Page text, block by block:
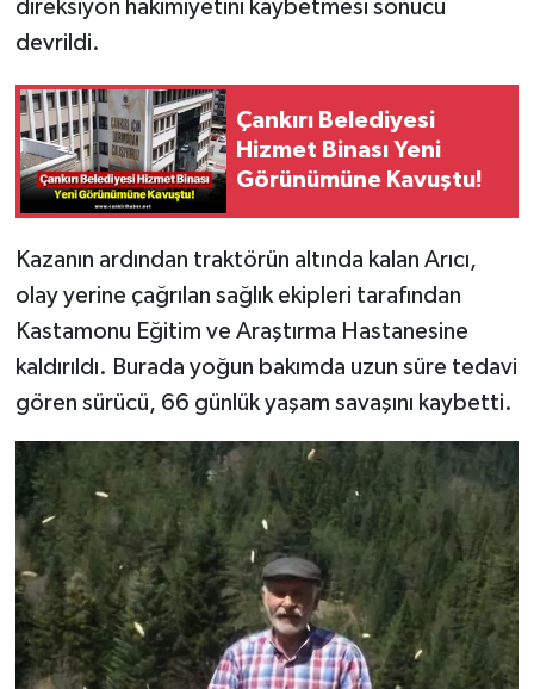
direksiyon hakimiyetini kaybetmesi sonucu
devrildi.
Çankırı Belediyesi
Hizmet Binası Yeni
Görünümüne Kavuştu!
Kazanın ardından traktörün altında kalan Arıcı,
olay yerine çağrılan sağlık ekipleri tarafından
Kastamonu Eğitim ve Araştırma Hastanesine
kaldırıldı. Burada yoğun bakımda uzun süre tedavi
gören sürücü, 66 günlük yaşam savaşını kaybetti.